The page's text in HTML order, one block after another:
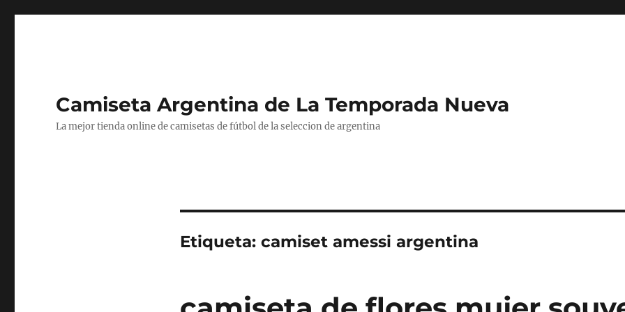
Camiseta Argentina de La Temporada Nueva
La mejor tienda online de camisetas de fútbol de la seleccion de argentina
Etiqueta: camiset amessi argentina